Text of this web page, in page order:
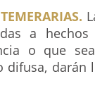
a hechos
o que
difusa, darán